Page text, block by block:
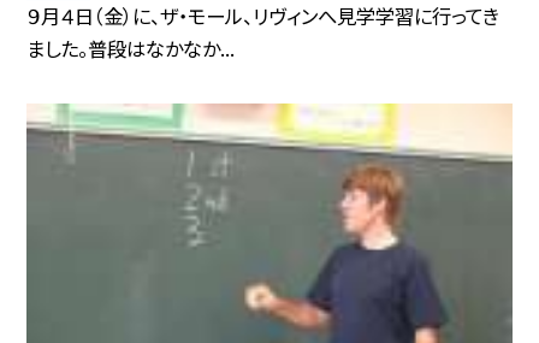
９月４日（金）に、ザ・モール、リヴィンへ見学学習に行ってき
ました。普段はなかなか...